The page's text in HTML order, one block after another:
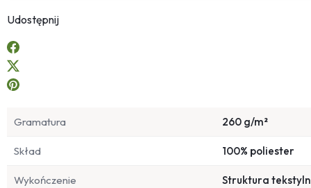
Udostępnij
Gramatura 260 g/m²
Skład 100% poliester
Wykończenie Struktura